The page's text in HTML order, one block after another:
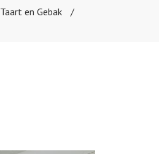
Taart en Gebak